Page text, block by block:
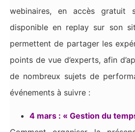
webinaires, en accès gratuit
disponible en replay sur son
permettent de partager les
points de vue d’experts, afin
de nombreux sujets de
événements à suivre :
4 mars : « Gestion du